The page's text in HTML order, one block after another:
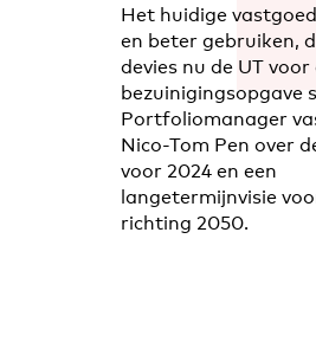
Het huidige
en beter gebruiken,
devies nu de UT
bezuinigingsopgave
Portfoliomanager
Nico-Tom Pen over
voor 2024 en een
langetermijnvisie
richting 2050.